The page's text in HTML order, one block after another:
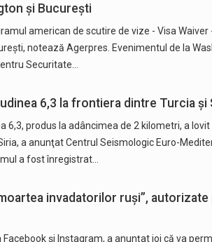
și București
american de scutire de vize - Visa
notează Agerpres. Evenimentul de la
Securitate…
6,3 la frontiera dintre Turcia şi
6,3, produs la adâncimea de 2 kilometri, a
a anunţat Centrul Seismologic Euro-
a fost înregistrat…
invadatorilor ruși”, autorizate
şi Instagram, a anunţat joi că va